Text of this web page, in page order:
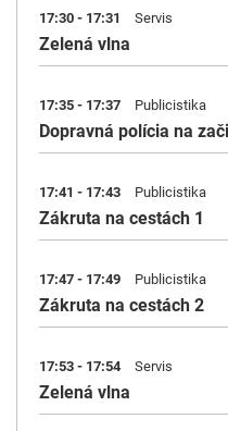
17:30 - 17:31 Servis
Zelená vlna
17:35 - 17:37 Publicistika
Dopravná polícia na
17:41 - 17:43 Publicistika
Zákruta na cestách 1
17:47 - 17:49 Publicistika
Zákruta na cestách 2
17:53 - 17:54 Servis
Zelená vlna